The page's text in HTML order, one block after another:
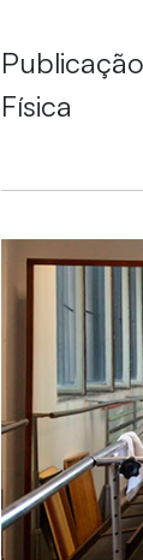
Física